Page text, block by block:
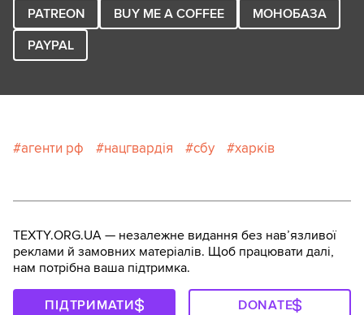
PATREON BUY ME A COFFEE
МОНОБАЗА
PAYPAL
агенти рф нацгвардія сбу харків
TEXTY.ORG.UA — незалежне видання без навʼязливої
реклами й замовних матеріалів. Щоб працювати далі,
нам потрібна ваша підтримка.
ПІДТРИМАТИ DONATE